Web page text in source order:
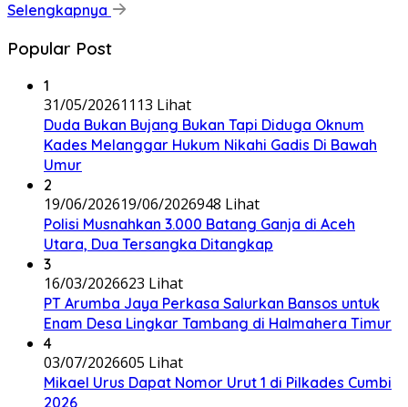
Selengkapnya
Popular Post
1
31/05/20261113 Lihat
Duda Bukan Bujang Bukan Tapi Diduga Oknum
Kades Melanggar Hukum Nikahi Gadis Di Bawah
Umur
2
19/06/202619/06/2026948 Lihat
Polisi Musnahkan 3.000 Batang Ganja di Aceh
Utara, Dua Tersangka Ditangkap
3
16/03/2026623 Lihat
PT Arumba Jaya Perkasa Salurkan Bansos untuk
Enam Desa Lingkar Tambang di Halmahera Timur
4
03/07/2026605 Lihat
Mikael Urus Dapat Nomor Urut 1 di Pilkades Cumbi
2026